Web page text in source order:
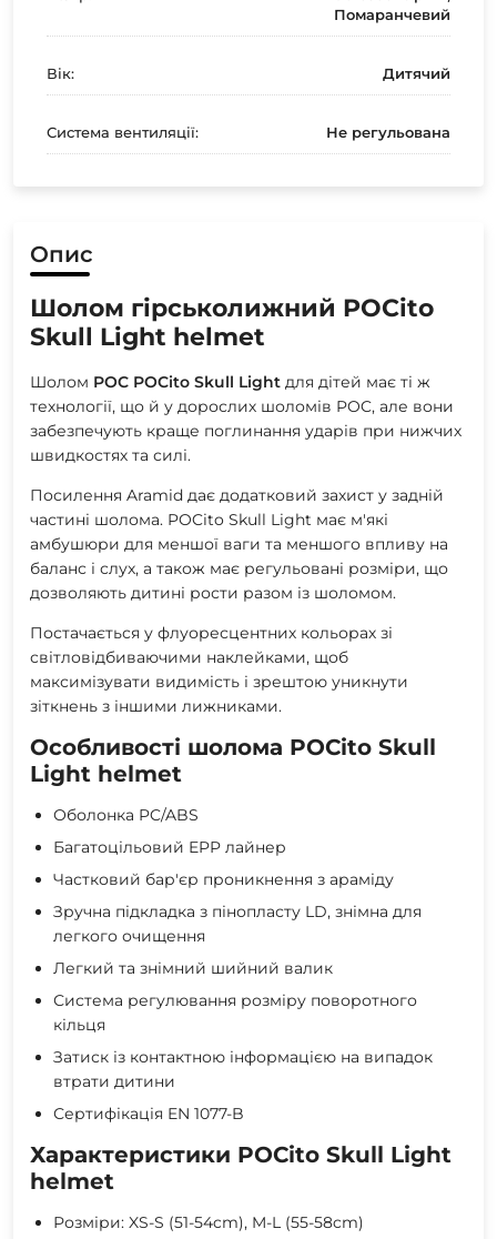
Помаранчевий
Вік: Дитячий
Система вентиляції: Не регульована
Опис
Шолом гірськолижний POCito
Skull Light helmet
Шолом POC POCito Skull Light для дітей має ті ж
технології, що й у дорослих шоломів POC, але вони
забезпечують краще поглинання ударів при нижчих
швидкостях та силі.
Посилення Aramid дає додатковий захист у задній
частині шолома. POCito Skull Light має м'які
амбушюри для меншої ваги та меншого впливу на
баланс і слух, а також має регульовані розміри, що
дозволяють дитині рости разом із шоломом.
Постачається у флуоресцентних кольорах зі
світловідбиваючими наклейками, щоб
максимізувати видимість і зрештою уникнути
зіткнень з іншими лижниками.
Особливості шолома POCito Skull
Light helmet
Оболонка PC/ABS
Багатоцільовий EPP лайнер
Частковий бар'єр проникнення з араміду
Зручна підкладка з пінопласту LD, знімна для
легкого очищення
Легкий та знімний шийний валик
Система регулювання розміру поворотного
кільця
Затиск із контактною інформацією на випадок
втрати дитини
Сертифікація EN 1077-B
Характеристики POCito Skull Light
helmet
Розміри: XS-S (51-54cm), M-L (55-58cm)